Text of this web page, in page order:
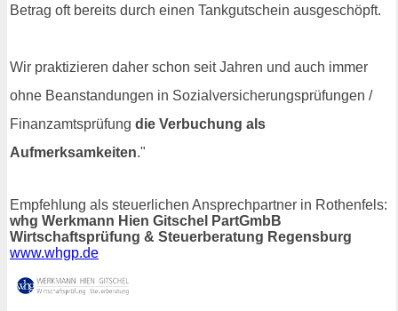
Betrag oft bereits durch einen Tankgutschein ausgeschöpft.
Wir praktizieren daher schon seit Jahren und auch immer
ohne Beanstandungen in Sozialversicherungsprüfungen /
Finanzamtsprüfung die Verbuchung als
Aufmerksamkeiten."
Empfehlung als steuerlichen Ansprechpartner in Rothenfels:
whg Werkmann Hien Gitschel PartGmbB
Wirtschaftsprüfung & Steuerberatung Regensburg
www.whgp.de